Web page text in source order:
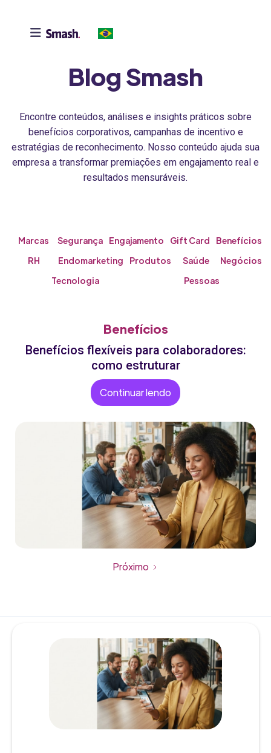

Blog Smash
Encontre conteúdos, análises e insights práticos sobre
benefícios corporativos, campanhas de incentivo e
estratégias de reconhecimento. Nosso conteúdo ajuda sua
empresa a transformar premiações em engajamento real e
resultados mensuráveis.
Marcas Segurança Engajamento Gift Card
Benefícios
RH
Endomarketing Produtos Saúde
Negócios
Tecnologia
Pessoas
Benefícios
Benefícios flexíveis para colaboradores:
como estruturar
Continuar lendo
Próximo